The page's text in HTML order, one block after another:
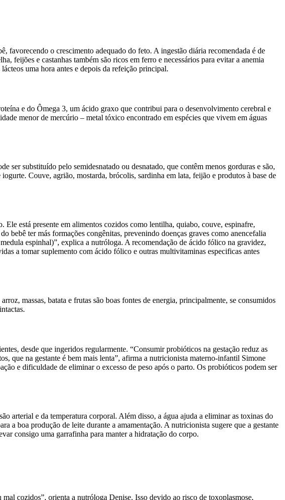
favorecendo o crescimento adequado do feto. A ingestão diária recomendada é de
feijões e castanhas também são ricos em ferro e necessários para evitar a anemia
uma hora antes e depois da refeição principal.
e do Ômega 3, um ácido graxo que contribui para o desenvolvimento cerebral e
menor de mercúrio – metal tóxico encontrado em espécies que vivem em águas
ser substituído pelo semidesnatado ou desnatado, que contêm menos gorduras e são,
Couve, agrião, mostarda, brócolis, sardinha em lata, feijão e produtos à base de
está presente em alimentos cozidos como lentilha, quiabo, couve, espinafre,
bebê ter más formações congênitas, prevenindo doenças graves como anencefalia
espinhal)”, explica a nutróloga. A recomendação de ácido fólico na gravidez,
a tomar suplemento com ácido fólico e outras multivitaminas especificas antes
massas, batata e frutas são boas fontes de energia, principalmente, se consumidos
desde que ingeridos regularmente. “Consumir probióticos na gestação reduz as
que na gestante é bem mais lenta”, afirma a nutricionista materno-infantil Simone
e dificuldade de eliminar o excesso de peso após o parto. Os probióticos podem ser
arterial e da temperatura corporal. Além disso, a água ajuda a eliminar as toxinas do
a boa produção de leite durante a amamentação. A nutricionista sugere que a gestante
consigo uma garrafinha para manter a hidratação do corpo.
cozidos”, orienta a nutróloga Denise. Isso devido ao risco de toxoplasmose,